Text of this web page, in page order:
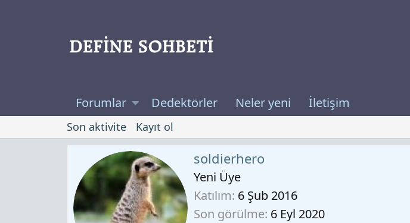
Forumlar Dedektörler Neler yeni İletişim
Son aktivite Kayıt ol
soldierhero
Yeni Üye
Katılım 6 Şub 2016
Son görülme 6 Eyl 2020